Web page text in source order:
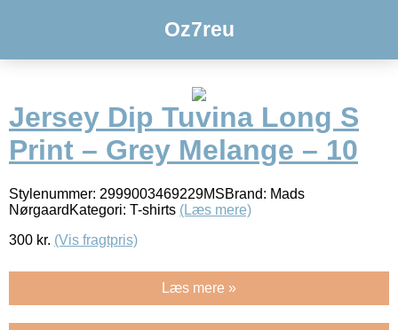
Oz7reu
Jersey Dip Tuvina Long S
Print – Grey Melange – 10
Stylenummer: 2999003469229MSBrand: Mads
NørgaardKategori: T-shirts (Læs mere)
300 kr. (Vis fragtpris)
Læs mere »